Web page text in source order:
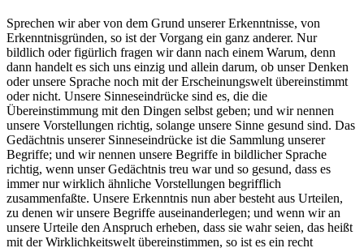
Sprechen wir aber von dem Grund unserer Erkenntnisse, von
Erkenntnisgründen, so ist der Vorgang ein ganz anderer. Nur
bildlich oder figürlich fragen wir dann nach einem Warum, denn
dann handelt es sich uns einzig und allein darum, ob unser Denken
oder unsere Sprache noch mit der Erscheinungswelt übereinstimmt
oder nicht. Unsere Sinneseindrücke sind es, die die
Übereinstimmung mit den Dingen selbst geben; und wir nennen
unsere Vorstellungen richtig, solange unsere Sinne gesund sind. Das
Gedächtnis unserer Sinneseindrücke ist die Sammlung unserer
Begriffe; und wir nennen unsere Begriffe in bildlicher Sprache
richtig, wenn unser Gedächtnis treu war und so gesund, dass es
immer nur wirklich ähnliche Vorstellungen begrifflich
zusammenfaßte. Unsere Erkenntnis nun aber besteht aus Urteilen,
zu denen wir unsere Begriffe auseinanderlegen; und wenn wir an
unsere Urteile den Anspruch erheben, dass sie wahr seien, das heißt
mit der Wirklichkeitswelt übereinstimmen, so ist es ein recht